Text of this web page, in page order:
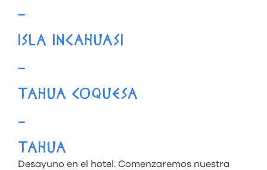
–
ISLA INCAHUASI
–
TAHUA COQUESA
–
TAHUA
Desayuno en el hotel. Comenzaremos nuestra